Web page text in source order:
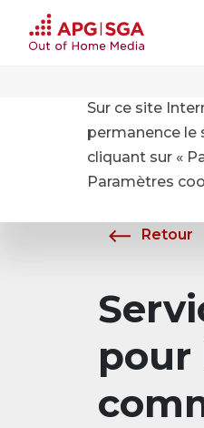
A propos de
Retour
pour
Sur ce site
permanence le
cliquant sur «
Paramètres